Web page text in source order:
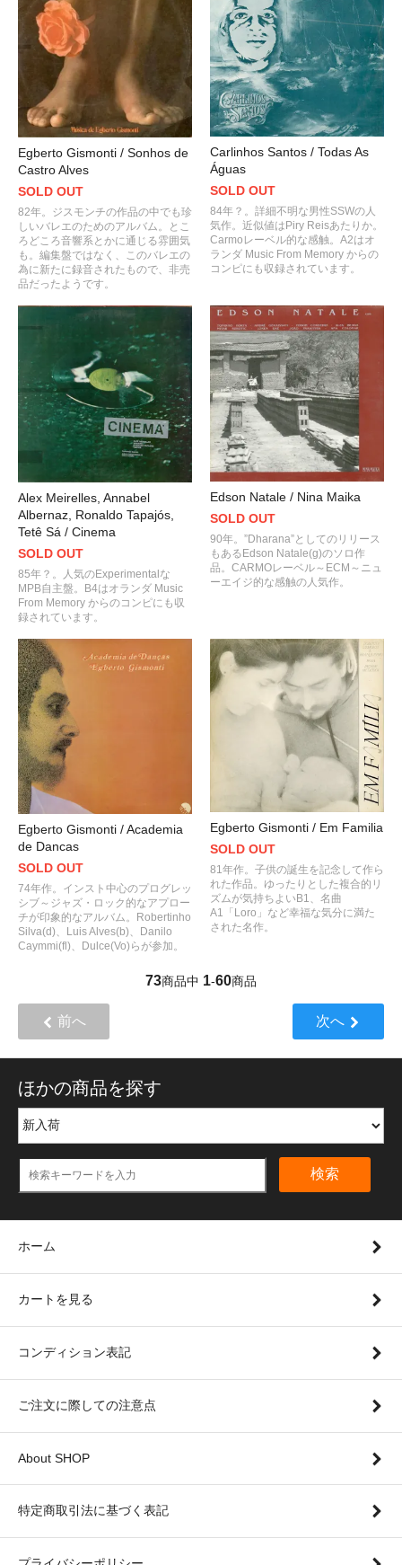
Egberto Gismonti / Sonhos de
Castro Alves
SOLD OUT
82年。ジスモンチの作品の中でも珍
しいバレエのためのアルバム。とこ
ろどころ音響系とかに通じる雰囲気
も。編集盤ではなく、このバレエの
為に新たに録音されたもので、非売
品だったようです。
Carlinhos Santos / Todas As
Águas
SOLD OUT
84年？。詳細不明な男性SSWの人
気作。近似値はPiry Reisあたりか。
Carmoレーベル的な感触。A2はオ
ランダ Music From Memory からの
コンピにも収録されています。
Alex Meirelles, Annabel
Albernaz, Ronaldo Tapajós,
Tetê Sá / Cinema
SOLD OUT
85年？。人気のExperimentalな
MPB自主盤。B4はオランダ Music
From Memory からのコンピにも収
録されています。
Edson Natale / Nina Maika
SOLD OUT
90年。”Dharana”としてのリリース
もあるEdson Natale(g)のソロ作
品。CARMOレーベル～ECM～ニュ
ーエイジ的な感触の人気作。
Egberto Gismonti / Academia
de Dancas
SOLD OUT
74年作。インスト中心のプログレッ
シブ～ジャズ・ロック的なアプロー
チが印象的なアルバム。Robertinho
Silva(d)、Luis Alves(b)、Danilo
Caymmi(fl)、Dulce(Vo)らが参加。
Egberto Gismonti / Em Familia
SOLD OUT
81年作。子供の誕生を記念して作ら
れた作品。ゆったりとした複合的リ
ズムが気持ちよいB1、名曲
A1「Loro」など幸福な気分に満た
された名作。
73商品中 1-60商品
前へ 次へ
ほかの商品を探す
検索
ホーム
カートを見る
コンディション表記
ご注文に際しての注意点
About SHOP
特定商取引法に基づく表記